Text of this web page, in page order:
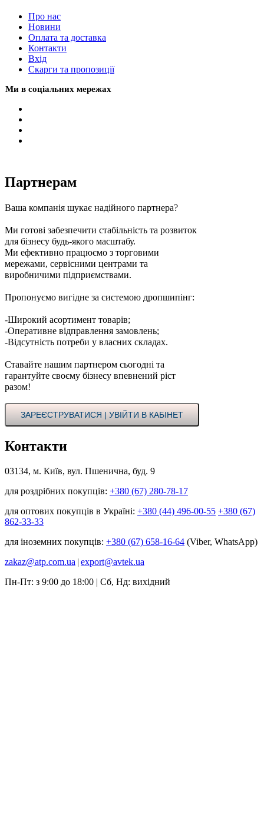
Про нас
Новини
Оплата та доставка
Контакти
Вхiд
Скарги та пропозиції
Ми в соціальних мережах
Партнерам
Ваша компанія шукає надійного партнера?
Ми готові забезпечити стабільність та розвиток
для бізнесу будь-якого масштабу.
Ми ефективно працюємо з торговими
мережами, сервісними центрами та
виробничими підприємствами.
Пропонуємо вигідне за системою дропшипінг:
-Широкий асортимент товарів;
-Оперативне відправлення замовлень;
-Відсутність потреби у власних складах.
Ставайте нашим партнером сьогодні та
гарантуйте своєму бізнесу впевнений ріст
разом!
ЗАРЕЄСТРУВАТИСЯ | УВІЙТИ В КАБІНЕТ
Контакти
03134, м. Київ, вул. Пшенична, буд. 9
для роздрібних покупців: +380 (67) 280-78-17
для оптових покупців в Україні: +380 (44) 496-00-55 +380 (67)
862-33-33
для іноземних покупців: +380 (67) 658-16-64 (Viber, WhatsApp)
zakaz@atp.com.ua | export@avtek.ua
Пн-Пт: з 9:00 до 18:00 | Сб, Нд: вихідний